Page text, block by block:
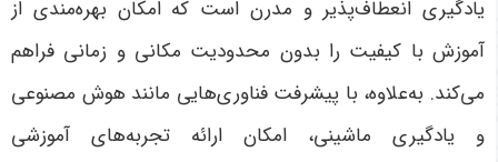
یادگیری انعطاف‌پذیر و مدرن است که امکان بهره‌مندی از
آموزش با کیفیت را بدون محدودیت مکانی و زمانی فراهم
می‌کند. به‌علاوه، با پیشرفت فناوری‌هایی مانند هوش مصنوعی
و یادگیری ماشینی، امکان ارائه تجربه‌های آموزشی